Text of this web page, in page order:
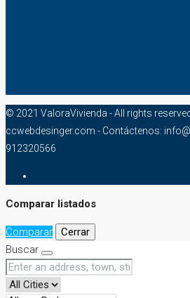
© 2021 ValoraVivienda - All rights
ccwebdesinger.com - Contáctenos:
912320566
Comparar listados
Comparar
Cerrar
Buscar